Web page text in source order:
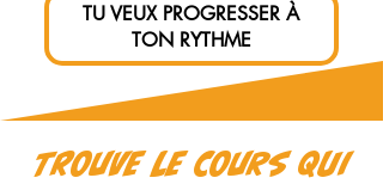
TU VEUX PROGRESSER À
TON RYTHME
TROUVE LE COURS QUI